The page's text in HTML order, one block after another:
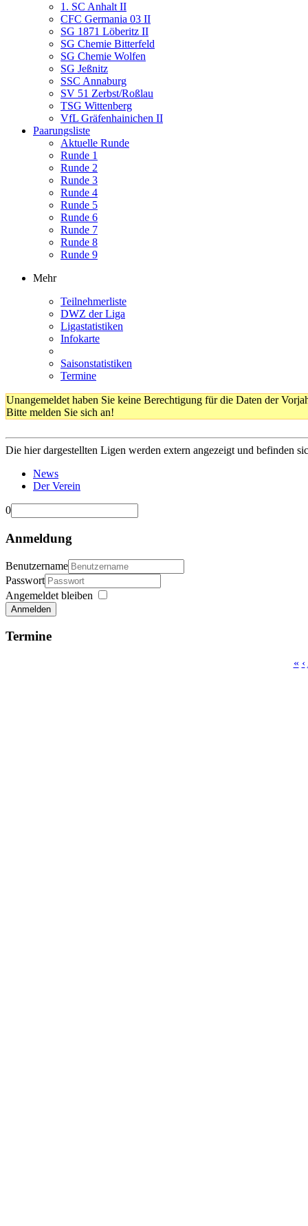
1. SC Anhalt II
CFC Germania 03 II
SG 1871 Löberitz II
SG Chemie Bitterfeld
SG Chemie Wolfen
SG Jeßnitz
SSC Annaburg
SV 51 Zerbst/Roßlau
TSG Wittenberg
VfL Gräfenhainichen II
Paarungsliste
Aktuelle Runde
Runde 1
Runde 2
Runde 3
Runde 4
Runde 5
Runde 6
Runde 7
Runde 8
Runde 9
Mehr
Teilnehmerliste
DWZ der Liga
Ligastatistiken
Infokarte
Saisonstatistiken
Termine
Unangemeldet haben Sie keine Berechtigung für die Daten der
Bitte melden Sie sich an!
Die hier dargestellten Ligen werden extern angezeigt und befinden
News
Der Verein
0
Anmeldung
Benutzername
Passwort
Angemeldet bleiben
Anmelden
Termine
« ‹